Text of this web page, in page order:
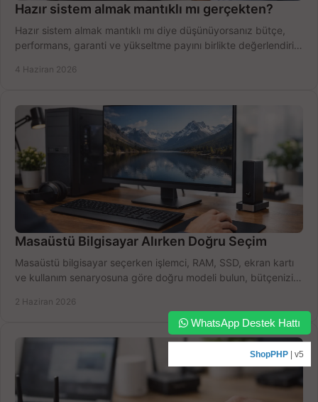
Hazır sistem almak mantıklı mı gerçekten?
Hazır sistem almak mantıklı mı diye düşünüyorsanız bütçe,
performans, garanti ve yükseltme payını birlikte değerlendirin,
4 Haziran 2026
Masaüstü Bilgisayar Alırken Doğru Seçim
Masaüstü bilgisayar seçerken işlemci, RAM, SSD, ekran kartı
ve kullanım senaryosuna göre doğru modeli bulun, bütçenizi
2 Haziran 2026
WhatsApp Destek Hattı
ShopPHP | v5